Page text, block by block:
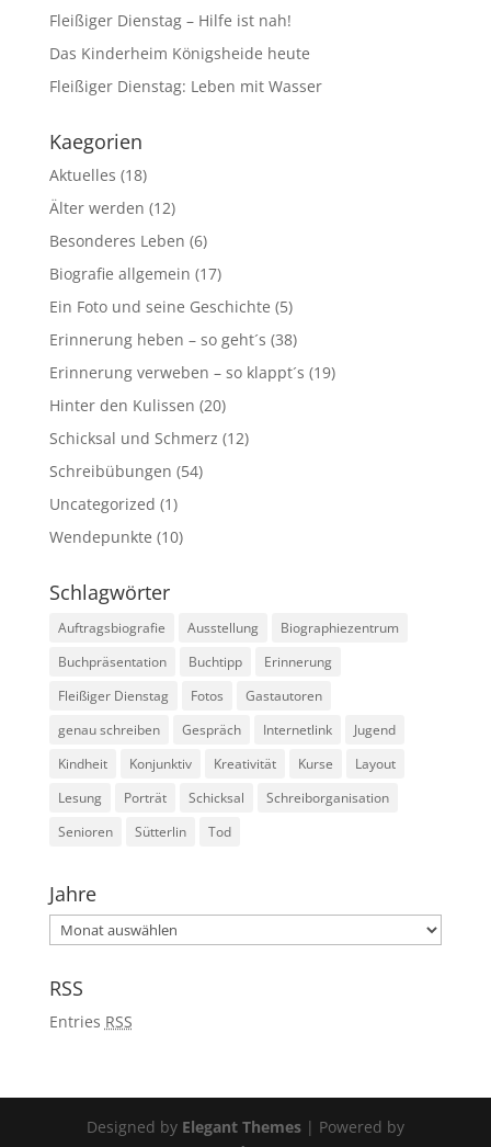
Fleißiger Dienstag – Hilfe ist nah!
Das Kinderheim Königsheide heute
Fleißiger Dienstag: Leben mit Wasser
Kaegorien
Aktuelles (18)
Älter werden (12)
Besonderes Leben (6)
Biografie allgemein (17)
Ein Foto und seine Geschichte (5)
Erinnerung heben – so geht´s (38)
Erinnerung verweben – so klappt´s (19)
Hinter den Kulissen (20)
Schicksal und Schmerz (12)
Schreibübungen (54)
Uncategorized (1)
Wendepunkte (10)
Schlagwörter
Auftragsbiografie Ausstellung
Biographiezentrum
Buchpräsentation
Buchtipp
Erinnerung
Fleißiger Dienstag
Fotos
Gastautoren
genau schreiben
Gespräch Internetlink
Jugend
Kindheit
Konjunktiv Kreativität Kurse
Layout
Lesung
Porträt Schicksal
Schreiborganisation
Senioren
Sütterlin Tod
Jahre
Jahre
RSS
Entries RSS
Designed by Elegant Themes| Powered by